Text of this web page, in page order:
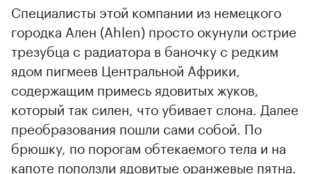
Специалисты этой компании из немецкого
городка Ален (Ahlen) просто окунули острие
трезубца с радиатора в баночку с редким
ядом пигмеев Центральной Африки,
содержащим примесь ядовитых жуков,
который так силен, что убивает слона. Далее
преобразования пошли сами собой. По
брюшку, по порогам обтекаемого тела и на
капоте поползли ядовитые оранжевые пятна.